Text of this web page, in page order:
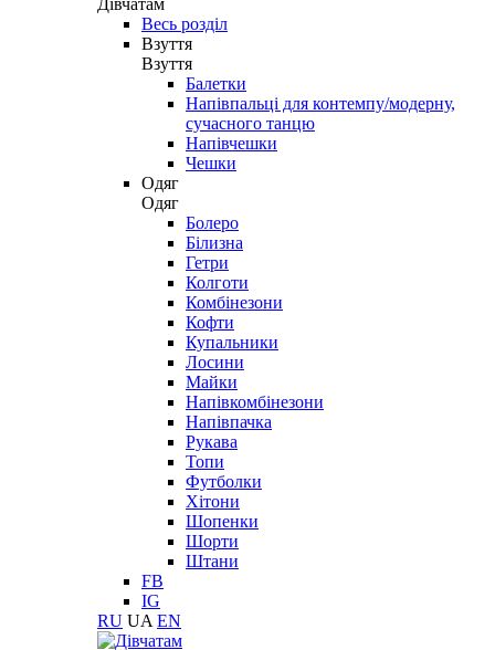
Дівчатам
Весь розділ
Взуття
Взуття
Балетки
Напівпальці для контемпу/модерну,
сучасного танцю
Напівчешки
Чешки
Одяг
Одяг
Болеро
Білизна
Гетри
Колготи
Комбінезони
Кофти
Купальники
Лосини
Майки
Напівкомбінезони
Напівпачка
Рукава
Топи
Футболки
Хітони
Шопенки
Шорти
Штани
FB
IG
RU UA EN